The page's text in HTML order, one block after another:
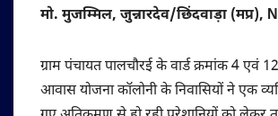
मो. मुजम्मिल, जुन्नारदेव/छिंदवाड़ा (मप्र),
ग्राम पंचायत पालचौरई के वार्ड क्रमांक 4 एवं 12
आवास योजना कॉलोनी के निवासियों ने एक